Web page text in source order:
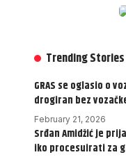
Trending Stories
GRAS se oglasio o
drogiran bez
February 21, 2026
Srđan Amidžić je
iko procesuirati za